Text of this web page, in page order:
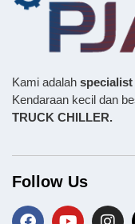
Kami adalah specialist
Kendaraan kecil dan
TRUCK CHILLER.
Follow Us